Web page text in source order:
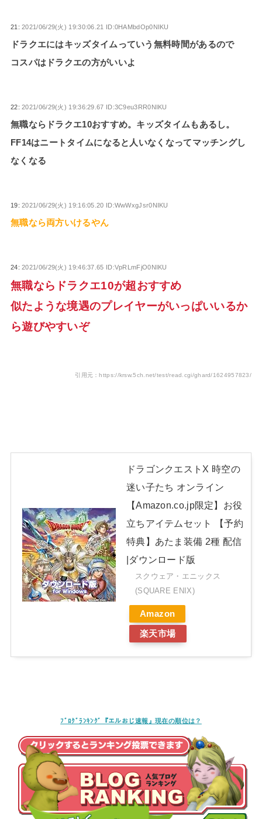
21:2021/06/29(火) 19:30:06.21 ID:0HAMbdOp0NIKU
ドラクエにはキッズタイムっていう無料時間があるので
コスパはドラクエの方がいいよ
22:2021/06/29(火) 19:36:29.67 ID:3C9eu3RR0NIKU
無職ならドラクエ10おすすめ。キッズタイムもあるし。
FF14はニートタイムになると人いなくなってマッチングし
なくなる
19:2021/06/29(火) 19:16:05.20 ID:WwWxgJsr0NIKU
無職なら両方いけるやん
24:2021/06/29(火) 19:46:37.65 ID:VpRLmFjO0NIKU
無職ならドラクエ10が超おすすめ
似たような境遇のプレイヤーがいっぱいいるか
ら遊びやすいぞ
引用元：https://krsw.5ch.net/test/read.cgi/ghard/1624957823/
ドラゴンクエストX 時空の
迷い子たち オンライン
【Amazon.co.jp限定】お役
立ちアイテムセット 【予約
特典】あたま装備 2種 配信
|ダウンロード版
スクウェア・エニックス
(SQUARE ENIX)
Amazon
楽天市場
ﾌﾞﾛｸﾞﾗﾝｷﾝｸﾞ『エルおじ速報』現在の順位は？